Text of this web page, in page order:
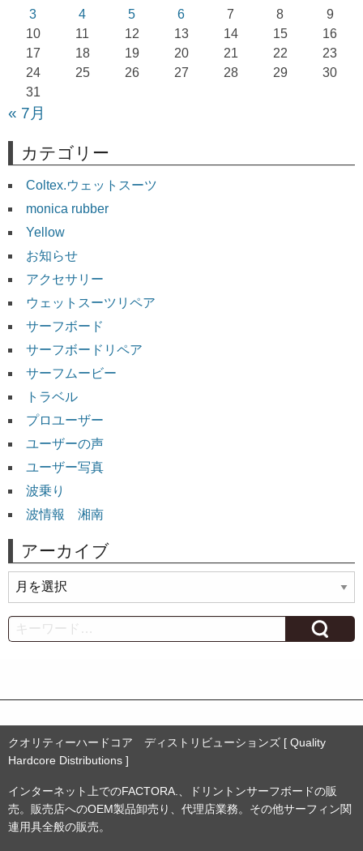
3
4 5 6 7 8
9
10
11 12 13 14 15
16
17
18 19 20 21 22
23
24
25 26 27 28 29
30
31
« 7月
カテゴリー
Coltex.ウェットスーツ
monica rubber
Yellow
お知らせ
アクセサリー
ウェットスーツリペア
サーフボード
サーフボードリペア
サーフムービー
トラベル
プロユーザー
ユーザーの声
ユーザー写真
波乗り
波情報 湘南
アーカイブ
ー
カ
イ
Search
クオリティーハードコア ディストリビューションズ [ Quality
Hardcore Distributions ]
インターネット上でのFACTORA.、ドリントンサーフボードの販
売。販売店へのOEM製品卸売り、代理店業務。その他サーフィン関
連用具全般の販売。